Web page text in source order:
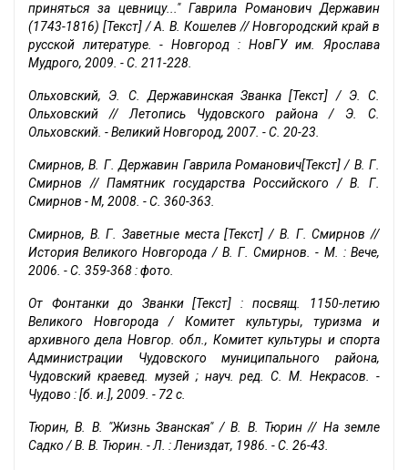
приняться за цевницу..." Гаврила Романович Державин
(1743-1816) [Текст] / А. В. Кошелев // Новгородский край в
русской литературе. - Новгород : НовГУ им. Ярослава
Мудрого, 2009. - С. 211-228.
Ольховский, Э. С. Державинская Званка [Текст] / Э. С.
Ольховский // Летопись Чудовского района / Э. С.
Ольховский. - Великий Новгород, 2007. - С. 20-23.
Смирнов, В. Г. Державин Гаврила Романович[Текст] / В. Г.
Смирнов // Памятник государства Российского / В. Г.
Смирнов - М, 2008. - С. 360-363.
Смирнов, В. Г. Заветные места [Текст] / В. Г. Смирнов //
История Великого Новгорода / В. Г. Смирнов. - М. : Вече,
2006. - С. 359-368 : фото.
От Фонтанки до Званки [Текст] : посвящ. 1150-летию
Великого Новгорода / Комитет культуры, туризма и
архивного дела Новгор. обл., Комитет культуры и спорта
Администрации Чудовского муниципального района,
Чудовский краевед. музей ; науч. ред. С. М. Некрасов. -
Чудово : [б. и.], 2009. - 72 с.
Тюрин, В. В. "Жизнь Званская" / В. В. Тюрин // На земле
Садко / В. В. Тюрин. - Л. : Лениздат, 1986. - С. 26-43.